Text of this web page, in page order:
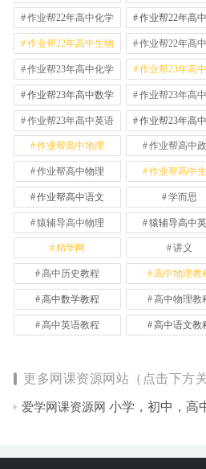
作业帮22年高中化学 作业帮22年高
作业帮22年高中生物 作业帮22年高
作业帮23年高中化学 作业帮23年高
作业帮23年高中数学 作业帮23年高
作业帮23年高中英语 作业帮23年高
作业帮高中地理 作业帮高中
作业帮高中物理 作业帮高中
作业帮高中语文 学而思
猿辅导高中物理 猿辅导高中
精华网 讲义
高中历史教程 高中地理教
高中数学教程 高中物理教
高中英语教程 高中语文教
更多网课资源网站（点击下方
爱学网课资源网 小学，初中，高